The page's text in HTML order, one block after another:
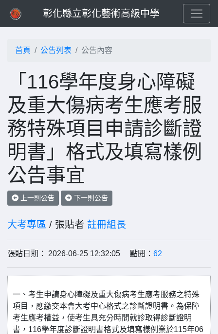
彰化縣立彰化藝術高級中學
首頁 公告列表 公告內容
「116學年度身心障礙
及重大傷病考生應考服
務特殊項目申請診斷證
明書」格式及填寫樣例
公告事宜
上一則公告 下一則公告
大考專區 / 張貼者 註冊組長
張貼日期： 2026-06-25 12:32:05 點閱： 62
一、考生申請身心障礙及重大傷病考生應考服務之特殊
項目，應繳交本會大考中心格式之診斷證明書。為保障
考生應考權益，使考生具充分時間就診取得診斷證明
書，116學年度診斷證明書格式及填寫樣例業於115年06